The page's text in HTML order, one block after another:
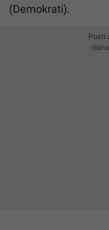
(Demokrati).
Pozri